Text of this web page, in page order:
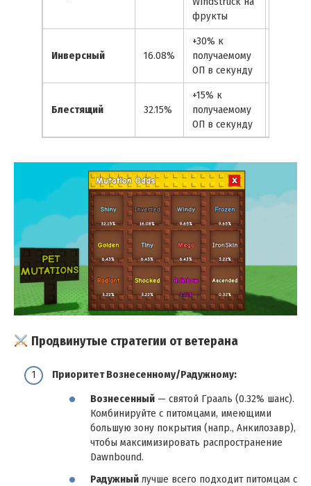
фрукты
Инверсный 16.08%
+30% к
получаемому
ОП в секунду
Блестящий 32.15%
+15% к
получаемому
ОП в секунду
Продвинутые стратегии от ветерана
Приоритет Вознесенному/Радужному:
Вознесенный — святой Грааль (0.32% шанс).
Комбинируйте с питомцами, имеющими
большую зону покрытия (напр., Анкилозавр),
чтобы максимизировать распространение
Dawnbound.
Радужный лучше всего подходит питомцам с